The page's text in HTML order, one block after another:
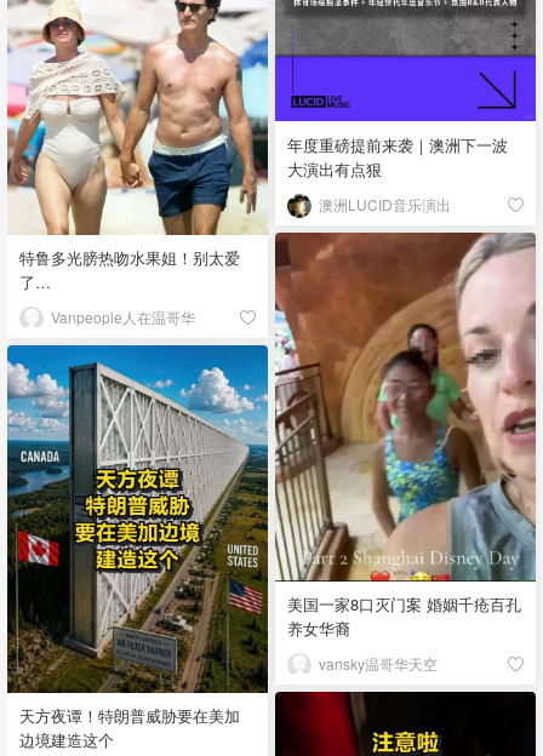
年度重磅提前来袭｜澳洲下一波
大演出有点狠
澳洲LUCID音乐演出
特鲁多光膀热吻水果姐！别太爱
了…
Vanpeople人在温哥华
美国一家8口灭门案 婚姻千疮百孔
养女华裔
vansky温哥华天空
天方夜谭！特朗普威胁要在美加
边境建造这个